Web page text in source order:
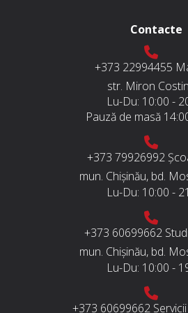
Contacte
+373 22994455
str. Miron
Lu-Du: 10:00 -
Pauză de masă
+373 79926992
mun. Chișinău, bd.
Lu-Du: 10:00 -
+373 60699662
mun. Chișinău, bd.
Lu-Du: 10:00 -
+373 60699662